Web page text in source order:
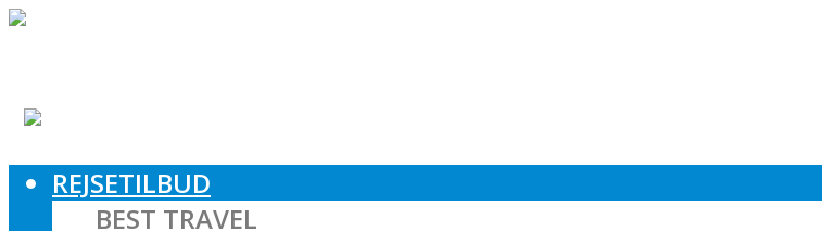
REJSETILBUD
BEST TRAVEL